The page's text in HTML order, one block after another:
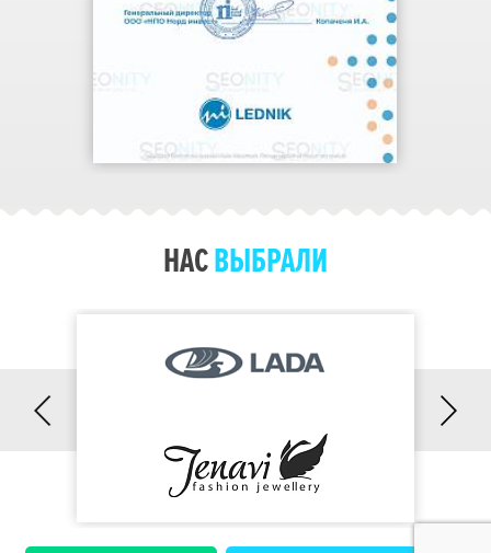
НАШИ КОНТАКТЫ
Партнерам
НАСВЫБРАЛИ